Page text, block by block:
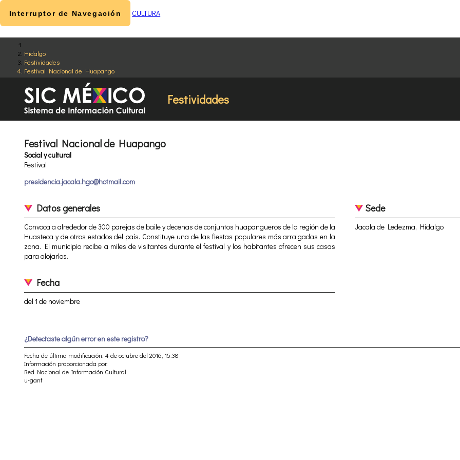
Hidalgo
Festividades
Festival Nacional de Huapango
Festividades
Interruptor de Navegación CULTURA
Festival Nacional de Huapango
Social y cultural
Festival
presidencia.jacala.hgo@hotmail.com
Datos generales
Convoca a alrededor de 300 parejas de baile y decenas de conjuntos huapangueros de la región de la
Huasteca y de otros estados del país. Constituye una de las fiestas populares más arraigadas en la
zona. El municipio recibe a miles de visitantes durante el festival y los habitantes ofrecen sus casas
para alojarlos.
Sede
Jacala de Ledezma, Hidalgo
Fecha
del 1 de noviembre
¿Detectaste algún error en este registro?
Fecha de última modificación: 4 de octubre del 2016, 15:38
Información proporcionada por:
Red Nacional de Información Cultural
u-ganf